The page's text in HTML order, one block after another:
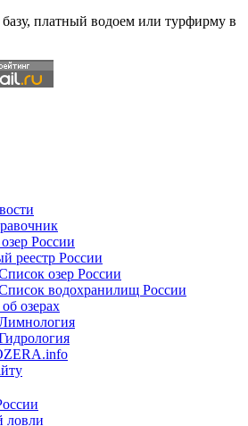
платный водоем или турфирму в
России
реестр России
озер России
водохранилищ России
озерах
ловли